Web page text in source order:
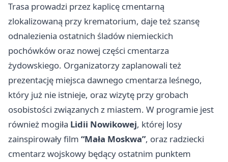
Trasa prowadzi przez kaplicę cmentarną
zlokalizowaną przy krematorium, daje też szansę
odnalezienia ostatnich śladów niemieckich
pochówków oraz nowej części cmentarza
żydowskiego. Organizatorzy zaplanowali też
prezentację miejsca dawnego cmentarza leśnego,
który już nie istnieje, oraz wizytę przy grobach
osobistości związanych z miastem. W programie jest
również mogiła Lidii Nowikowej, której losy
zainspirowały film “Mała Moskwa”, oraz radziecki
cmentarz wojskowy będący ostatnim punktem